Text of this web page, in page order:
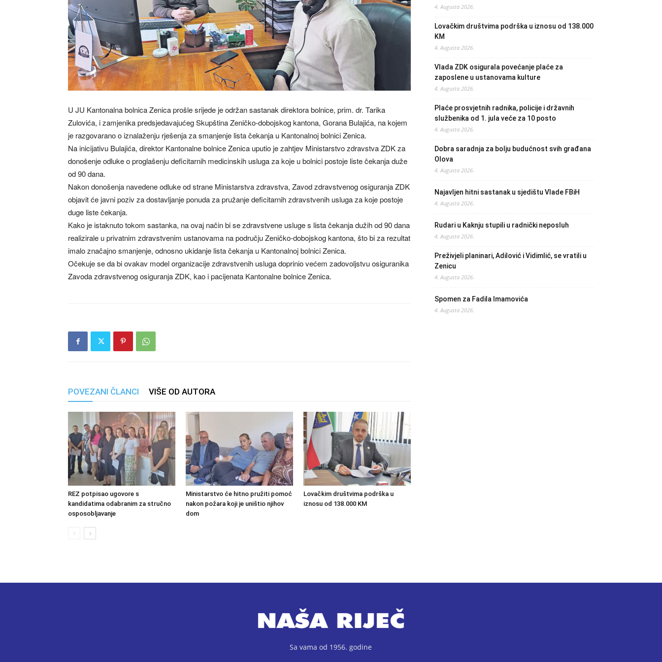
U JU Kantonalna bolnica Zenica prošle srijede je održan sastanak direktora bolnice, prim. dr. Tarika
Zulovića, i zamjenika predsjedavajućeg Skupština Zeničko-dobojskog kantona, Gorana Bulajića, na kojem
je razgovarano o iznalaženju rješenja za smanjenje lista čekanja u Kantonalnoj bolnici Zenica.
Na inicijativu Bulajića, direktor Kantonalne bolnice Zenica uputio je zahtjev Ministarstvo zdravstva ZDK za
donošenje odluke o proglašenju deficitarnih medicinskih usluga za koje u bolnici postoje liste čekanja duže
od 90 dana.
Nakon donošenja navedene odluke od strane Ministarstva zdravstva, Zavod zdravstvenog osiguranja ZDK
objavit će javni poziv za dostavljanje ponuda za pružanje deficitarnih zdravstvenih usluga za koje postoje
duge liste čekanja.
Kako je istaknuto tokom sastanka, na ovaj način bi se zdravstvene usluge s lista čekanja dužih od 90 dana
realizirale u privatnim zdravstvenim ustanovama na području Zeničko-dobojskog kantona, što bi za rezultat
imalo značajno smanjenje, odnosno ukidanje lista čekanja u Kantonalnoj bolnici Zenica.
Očekuje se da bi ovakav model organizacije zdravstvenih usluga doprinio većem zadovoljstvu osiguranika
Zavoda zdravstvenog osiguranja ZDK, kao i pacijenata Kantonalne bolnice Zenica.
POVEZANI ČLANCI VIŠE OD AUTORA
REZ potpisao ugovore s
kandidatima odabranim za stručno
osposobljavanje
Ministarstvo će hitno pružiti pomoć
nakon požara koji je uništio njihov
dom
Lovačkim društvima podrška u
iznosu od 138.000 KM
4. Augusta 2026.
Lovačkim društvima podrška u iznosu od 138.000
KM
4. Augusta 2026.
Vlada ZDK osigurala povećanje plaće za
zaposlene u ustanovama kulture
4. Augusta 2026.
Plaće prosvjetnih radnika, policije i državnih
službenika od 1. jula veće za 10 posto
4. Augusta 2026.
Dobra saradnja za bolju budućnost svih građana
Olova
4. Augusta 2026.
Najavljen hitni sastanak u sjedištu Vlade FBiH
4. Augusta 2026.
Rudari u Kaknju stupili u radnički neposluh
4. Augusta 2026.
Preživjeli planinari, Adilović i Vidimlić, se vratili u
Zenicu
4. Augusta 2026.
Spomen za Fadila Imamovića
4. Augusta 2026.
Sa vama od 1956. godine